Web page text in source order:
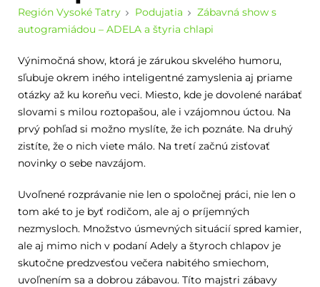
Región Vysoké Tatry Podujatia
Zábavná show s
autogramiádou – ADELA a štyria chlapi
Výnimočná show, ktorá je zárukou skvelého humoru,
sľubuje okrem iného inteligentné zamyslenia aj priame
otázky až ku koreňu veci. Miesto, kde je dovolené narábať
slovami s milou roztopašou, ale i vzájomnou úctou. Na
prvý pohľad si možno myslíte, že ich poznáte. Na druhý
zistíte, že o nich viete málo. Na tretí začnú zisťovať
novinky o sebe navzájom.
Uvoľnené rozprávanie nie len o spoločnej práci, nie len o
tom aké to je byť rodičom, ale aj o príjemných
nezmysloch. Množstvo úsmevných situácií spred kamier,
ale aj mimo nich v podaní Adely a štyroch chlapov je
skutočne predzvesťou večera nabitého smiechom,
uvoľnením sa a dobrou zábavou. Títo majstri zábavy